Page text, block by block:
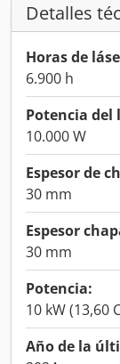
Detalles
Horas de
6.900 h
Potencia del
10.000 W
Espesor de
30 mm
Espesor
30 mm
Potencia:
10 kW (13,60
Año de la